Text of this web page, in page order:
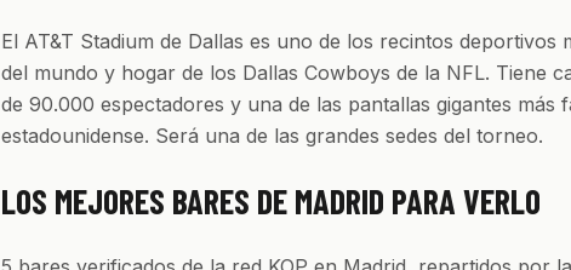
El AT&T Stadium de Dallas es uno de los recintos deportivos
del mundo y hogar de los Dallas Cowboys de la NFL. Tiene
de 90.000 espectadores y una de las pantallas gigantes más
estadounidense. Será una de las grandes sedes del torneo.
LOS MEJORES BARES DE MADRID PARA VERLO